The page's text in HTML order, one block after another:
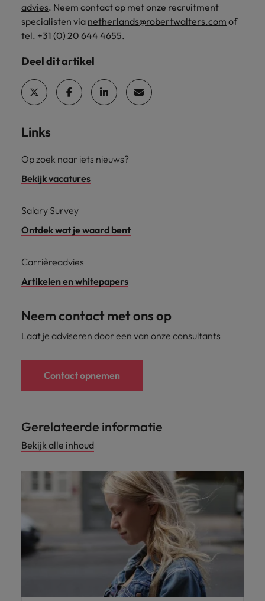
advies. Neem contact op met onze recruitment
specialisten via netherlands@robertwalters.com of
tel. +31 (0) 20 644 4655.
Deel dit artikel
Links
Op zoek naar iets nieuws?
Bekijk vacatures
Salary Survey
Ontdek wat je waard bent
Carrièreadvies
Artikelen en whitepapers
Neem contact met ons op
Laat je adviseren door een van onze consultants
Contact opnemen
Gerelateerde informatie
Bekijk alle inhoud